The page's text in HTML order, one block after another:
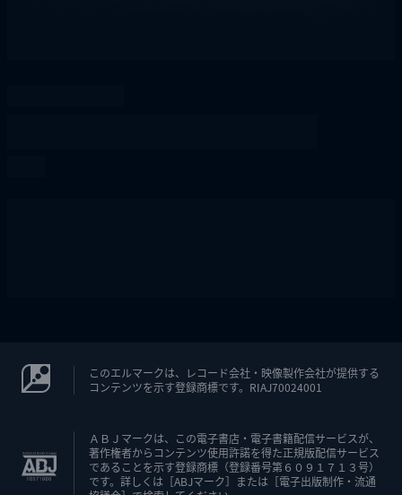
このエルマークは、レコード会社・映像製作会社が提供する
コンテンツを示す登録商標です。RIAJ70024001
ＡＢＪマークは、この電子書店・電子書籍配信サービスが、
著作権者からコンテンツ使用許諾を得た正規版配信サービス
であることを示す登録商標（登録番号第６０９１７１３号）
です。詳しくは［ABJマーク］または［電子出版制作・流通